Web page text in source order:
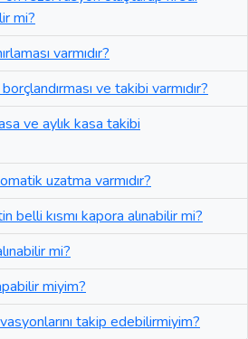
mi?
varmıdır?
ve takibi varmıdır?
ve aylık kasa takibi
uzatma varmıdır?
belli kısmı kapora alınabilir mi?
mi?
miyim?
takip edebilirmiyim?